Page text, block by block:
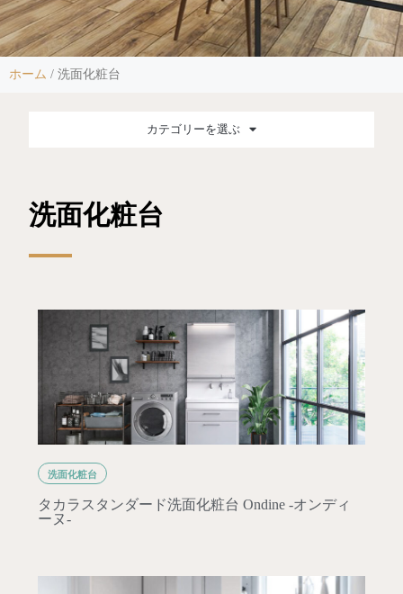
ホーム / 洗面化粧台
カテゴリーを選ぶ
洗面化粧台
洗面化粧台
タカラスタンダード洗面化粧台 Ondine -オンディ
ーヌ-